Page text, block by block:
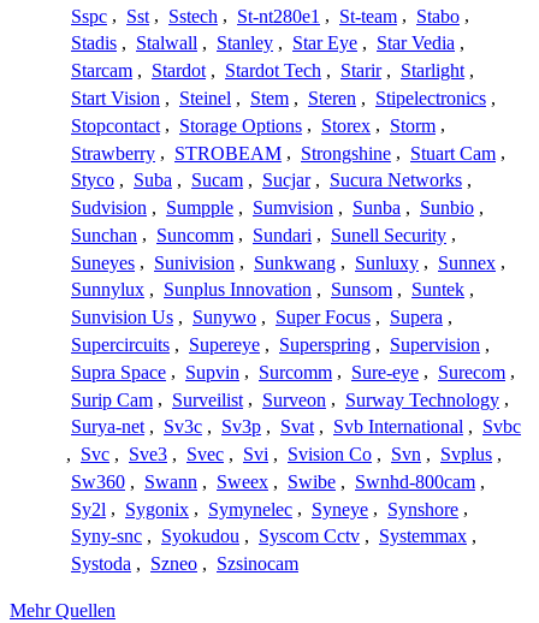
Sspc , Sst , Sstech , St-nt280e1 , St-team , Stabo ,
Stadis , Stalwall , Stanley , Star Eye , Star Vedia ,
Starcam , Stardot , Stardot Tech , Starir , Starlight ,
Start Vision , Steinel , Stem , Steren , Stipelectronics ,
Stopcontact , Storage Options , Storex , Storm ,
Strawberry , STROBEAM , Strongshine , Stuart Cam ,
Styco , Suba , Sucam , Sucjar , Sucura Networks ,
Sudvision , Sumpple , Sumvision , Sunba , Sunbio ,
Sunchan , Suncomm , Sundari , Sunell Security ,
Suneyes , Sunivision , Sunkwang , Sunluxy , Sunnex ,
Sunnylux , Sunplus Innovation , Sunsom , Suntek ,
Sunvision Us , Sunywo , Super Focus , Supera ,
Supercircuits , Supereye , Superspring , Supervision ,
Supra Space , Supvin , Surcomm , Sure-eye , Surecom ,
Surip Cam , Surveilist , Surveon , Surway Technology ,
Surya-net , Sv3c , Sv3p , Svat , Svb International , Svbc
, Svc , Sve3 , Svec , Svi , Svision Co , Svn , Svplus ,
Sw360 , Swann , Sweex , Swibe , Swnhd-800cam ,
Sy2l , Sygonix , Symynelec , Syneye , Synshore ,
Syny-snc , Syokudou , Syscom Cctv , Systemmax ,
Systoda , Szneo , Szsinocam
Mehr Quellen